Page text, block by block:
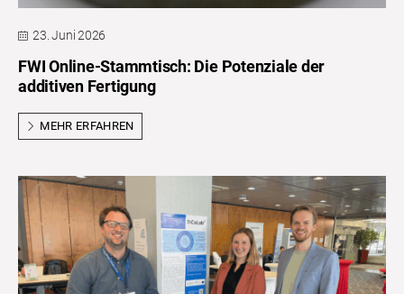
23. Juni 2026
FWI Online-Stammtisch: Die Potenziale der
additiven Fertigung
MEHR ERFAHREN